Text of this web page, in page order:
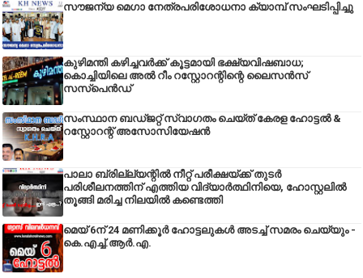
സൗജന്യ മെഗാ നേത്രപരിശോധനാ ക്യാമ്പ് സംഘടിപ്പിച്ചു
കുഴിമന്തി കഴിച്ചവർക്ക് കൂട്ടമായി ഭക്ഷ്യവിഷബാധ;
കൊച്ചിയിലെ അൽ റീം റസ്റ്റോറന്റിന്റെ ലൈസൻസ്
സസ്പെൻഡ്
സംസ്ഥാന ബഡ്‌ജറ്റ് സ്വാഗതം ചെയ്ത് കേരള ഹോട്ടൽ &
റസ്റ്റോറന്റ് അസോസിയേഷൻ
പാലാ ബ്രില്ല്യന്റിൽ നീറ്റ് പരീക്ഷയ്ക്ക് തുടർ
പരിശീലനത്തിന് എത്തിയ വിദ്യാർത്ഥിനിയെ, ഹോസ്റ്റലിൽ
തൂങ്ങി മരിച്ച നിലയിൽ കണ്ടെത്തി
മെയ് 6ന് 24 മണിക്കൂർ ഹോട്ടലുകൾ അടച്ച് സമരം ചെയ്യും -
കെ.എച്ച്.ആർ.എ.